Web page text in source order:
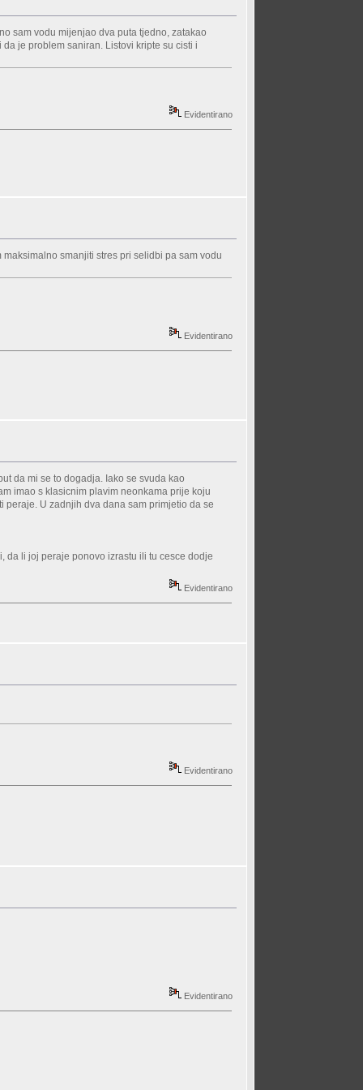
sam vodu mijenjao dva puta tjedno, zatakao
je problem saniran. Listovi kripte su cisti i
Evidentirano
smanjiti stres pri selidbi pa sam vodu
Evidentirano
da mi se to dogadja. Iako se svuda kao
imao s klasicnim plavim neonkama prije koju
U zadnjih dva dana sam primjetio da se
da li joj peraje ponovo izrastu ili tu cesce dodje
Evidentirano
Evidentirano
Evidentirano